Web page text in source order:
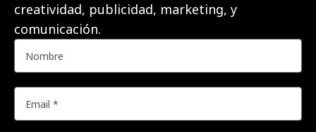
creatividad, publicidad, marketing, y
comunicación.